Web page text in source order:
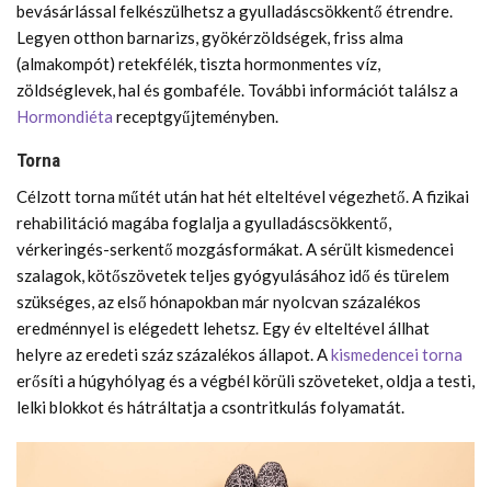
bevásárlással felkészülhetsz a gyulladáscsökkentő étrendre.
Legyen otthon barnarizs, gyökérzöldségek, friss alma
(almakompót) retekfélék, tiszta hormonmentes víz,
zöldséglevek, hal és gombaféle. További információt találsz a
Hormondiéta receptgyűjteményben.
Torna
Célzott torna műtét után hat hét elteltével végezhető. A fizikai
rehabilitáció magába foglalja a gyulladáscsökkentő,
vérkeringés-serkentő mozgásformákat. A sérült kismedencei
szalagok, kötőszövetek teljes gyógyulásához idő és türelem
szükséges, az első hónapokban már nyolcvan százalékos
eredménnyel is elégedett lehetsz. Egy év elteltével állhat
helyre az eredeti száz százalékos állapot. Akismedencei torna
erősíti a húgyhólyag és a végbél körüli szöveteket, oldja a testi,
lelki blokkot és hátráltatja a csontritkulás folyamatát.